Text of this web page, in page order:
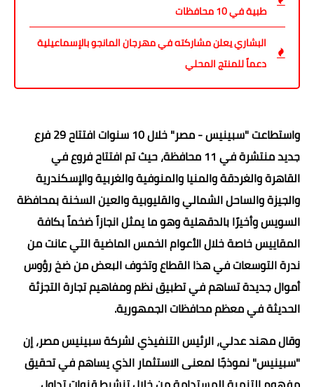
طبية في 10 محافظات
البشاري يعلن مشاركته في مهرجان المانجو بالإسماعيلية
دعماً للمنتج المحلي
واستطاعت "سبينيس - مصر" خلال 10 سنوات افتتاح 29 فرع
جديد منتشرة في 11 محافظة، حيث تم افتتاح فروع في
القاهرة والغردقة والمنيا والمنوفية والغربية والإسكندرية
والجيزة والساحل الشمالي والقليوبية والعين السخنة بمحافظة
السويس وأخيرًا بالدقهلية وهو ما يمثل انجازاً ضخماً بكافة
المقاييس خاصة خلال الأعوام الخمس الماضية التي عانت من
ندرة التوسعات في هذا القطاع وتخوف البعض من ضخ رؤوس
أموال جديدة تساهم في تطبيق نظم ومفاهيم تجارة التجزئة
الحديثة في معظم محافظات الجمهورية.
وقال مهند عدلي، الرئيس التنفيذي لشركة سبينيس مصر، إن
"سبينيس" نموذجًا لمعنى الاستثمار الذي يساهم في تحقيق